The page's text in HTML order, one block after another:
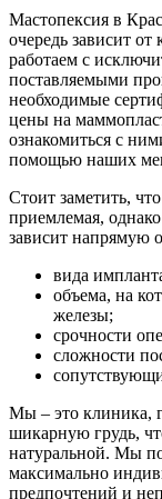
Мастопексия в
очередь зависит
работаем с
поставляемыми
необходимые
цены на
ознакомиться с
помощью наших
Стоит заметить,
приемлемая,
зависит напрямую
вида
объема, на
железы;
срочности
сложности
Мы – это клиника,
шикарную грудь,
натуральной. Мы
максимально
предпочтений и